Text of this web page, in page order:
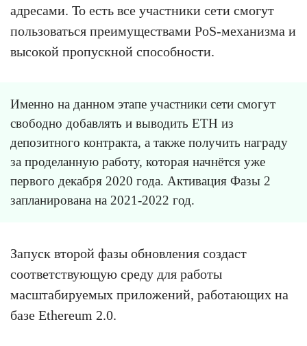
адресами. То есть все участники сети смогут
пользоваться преимуществами PoS-механизма и
высокой пропускной способности.
Именно на данном этапе участники сети смогут
свободно добавлять и выводить ETH из
депозитного контракта, а также получить награду
за проделанную работу, которая начнётся уже
первого декабря 2020 года. Активация Фазы 2
запланирована на 2021-2022 год.
Запуск второй фазы обновления создаст
соответствующую среду для работы
масштабируемых приложений, работающих на
базе Ethereum 2.0.